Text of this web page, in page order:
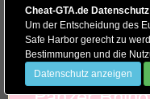
Cheat-GTA.de Datenschutz
Um der Entscheidung des
Safe Harbor gerecht zu
Bestimmungen und die
Datenschutz anzeigen